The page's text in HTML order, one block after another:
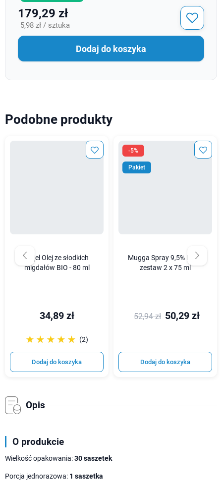
179,29 zł
5,98 zł / sztuka
Dodaj do koszyka
Podobne produkty
Najel Olej ze słodkich
migdałów BIO - 80 ml
34,89 zł
☆☆☆☆☆
★★★★★ (2)
Dodaj do koszyka
-5%
Pakiet
Mugga Spray 9,5% DEET
zestaw 2 x 75 ml
52,94 zł 50,29 zł
Dodaj do koszyka
Opis
O produkcie
Wielkość opakowania:30 saszetek
Porcja jednorazowa: 1 saszetka